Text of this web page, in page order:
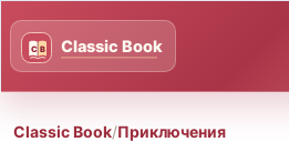
Classic Book/Приключения